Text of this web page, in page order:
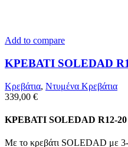
Add to compare
ΚΡΕΒΑΤΙ SOLEDAD
Κρεβάτια, Ντυμένα Κρεβάτια
339,00 €
ΚΡΕΒΑΤΙ SOLEDAD R12-20
Με το κρεβάτι SOLEDAD